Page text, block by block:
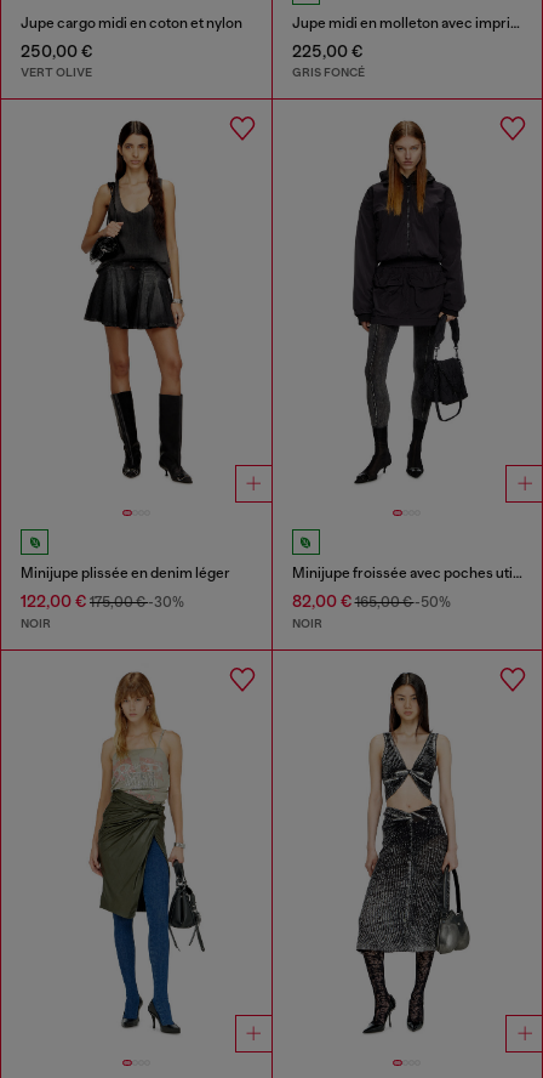
Jupe cargo midi en coton et nylon
250,00 €
VERT OLIVE
Jupe midi en molleton avec imprimé dévoré
225,00 €
GRIS FONCÉ
Minijupe plissée en denim léger
122,00 € 175,00 €-30%
NOIR
Minijupe froissée avec poches utility
82,00 €165,00 €-50%
NOIR